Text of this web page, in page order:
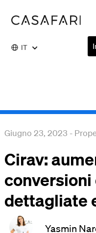
IT
Giugno 23, 2023 -
Cirav:
dettagliate
Yasmin